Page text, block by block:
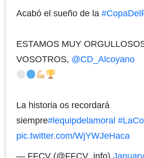
Acabó el sueño de la
ESTAMOS MUY
VOSOTROS, @CD_Alcoyano
La historia os recordará
siempre#lequipdelamoral
pic.twitter.com/WjYWJeHaca
— FFCV (@FFCV_info)